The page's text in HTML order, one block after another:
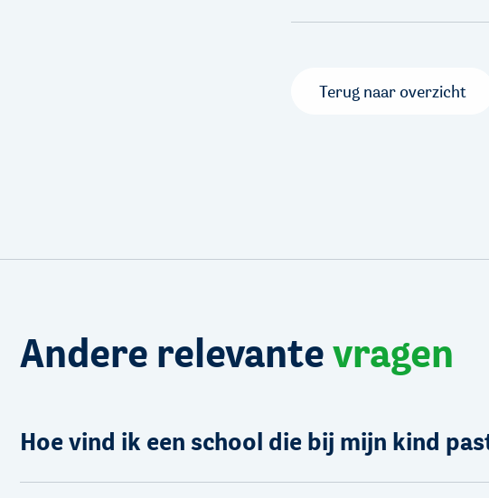
Terug naar overzicht
Andere relevantevragen
Hoe vind ik een school die bij mijn kind